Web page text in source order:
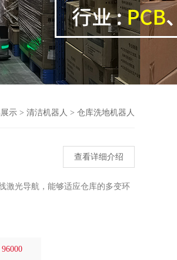
示 > 清洁机器人 > 仓库洗地机器人
查看详细介绍
激光导航，能够适应仓库的多变环
96000